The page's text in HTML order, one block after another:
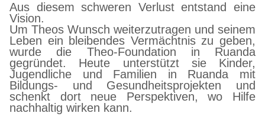
Aus diesem schweren Verlust entstand eine
Vision.
Um Theos Wunsch weiterzutragen und seinem
Leben ein bleibendes Vermächtnis zu geben,
wurde die Theo-Foundation in Ruanda
gegründet. Heute unterstützt sie Kinder,
Jugendliche und Familien in Ruanda mit
Bildungs- und Gesundheitsprojekten und
schenkt dort neue Perspektiven, wo Hilfe
nachhaltig wirken kann.